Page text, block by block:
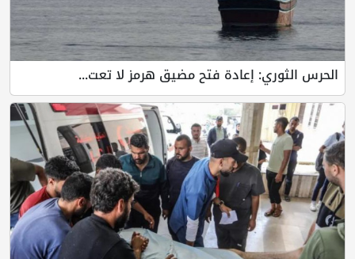
الحرس الثوري: إعادة فتح مضيق هرمز لا تعت...